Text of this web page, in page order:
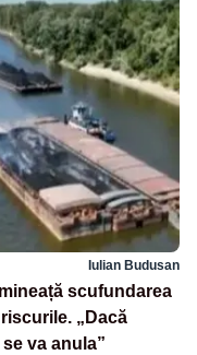
Iulian Budusan
scufundarea
„Dacă
va anula”